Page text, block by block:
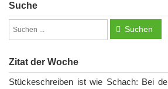
Suche
Suchen
Zitat der Woche
Stückeschreiben ist wie Schach: Bei